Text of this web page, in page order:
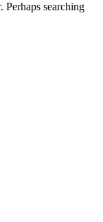
Perhaps searching